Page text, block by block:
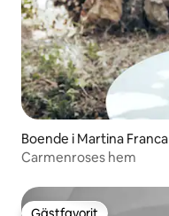
Boende i Martina Franca
Carmenroses hem